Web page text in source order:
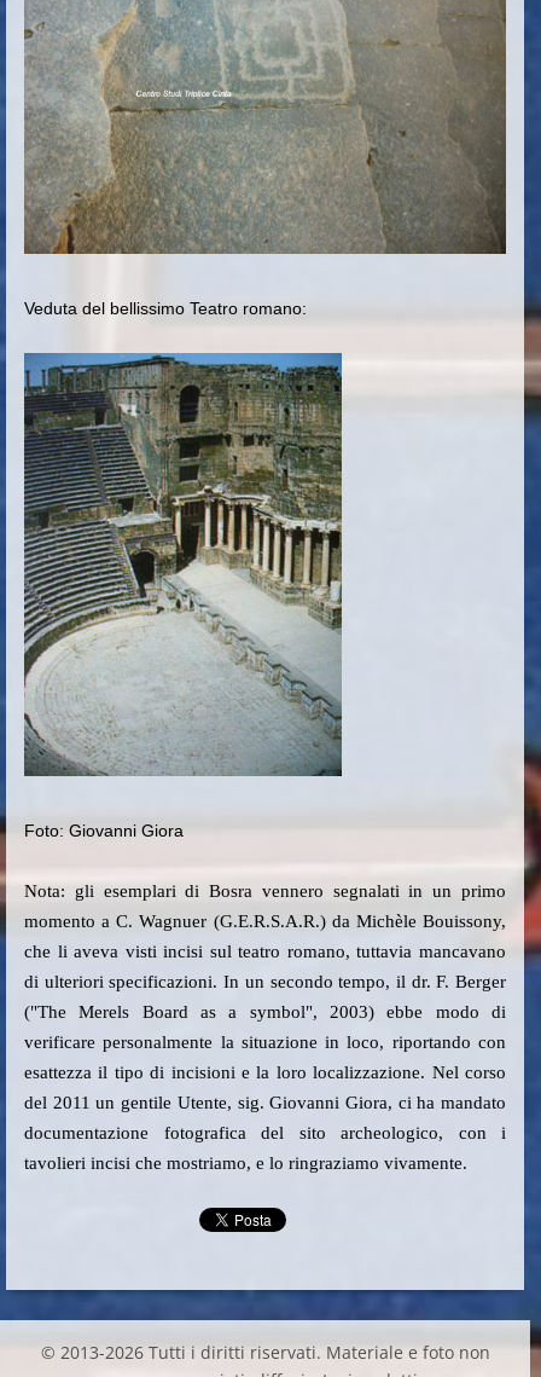
Veduta del bellissimo Teatro romano:
Foto: Giovanni Giora
Nota: gli esemplari di Bosra vennero segnalati in un primo
momento a C. Wagnuer (G.E.R.S.A.R.) da Michèle Bouissony,
che li aveva visti incisi sul teatro romano, tuttavia mancavano
di ulteriori specificazioni. In un secondo tempo, il dr. F. Berger
("The Merels Board as a symbol", 2003) ebbe modo di
verificare personalmente la situazione in loco, riportando con
esattezza il tipo di incisioni e la loro localizzazione. Nel corso
del 2011 un gentile Utente, sig. Giovanni Giora, ci ha mandato
documentazione fotografica del sito archeologico, con i
tavolieri incisi che mostriamo, e lo ringraziamo vivamente.
© 2013-2026 Tutti i diritti riservati. Materiale e foto non